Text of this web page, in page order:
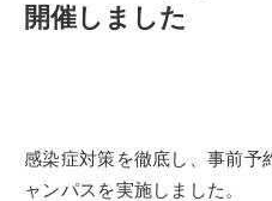
開催しました
感染症対策を徹底し、事前予
ャンパスを実施しました。